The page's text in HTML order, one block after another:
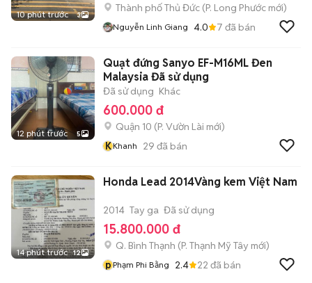
10 phút trước 3
Thành phố Thủ Đức (P. Long Phước mới)
Nguyễn Linh Giang 4.0 7 đã bán
12 phút trước 5
Quạt đứng Sanyo EF-M16ML Đen
Malaysia Đã sử dụng
Đã sử dụng Khác
600.000 đ
Quận 10 (P. Vườn Lài mới)
KKhanh 29 đã bán
14 phút trước 12
Honda Lead 2014Vàng kem Việt Nam
2014 Tay ga Đã sử dụng
15.800.000 đ
Q. Bình Thạnh (P. Thạnh Mỹ Tây mới)
pPhạm Phi Bằng 2.4 22 đã bán